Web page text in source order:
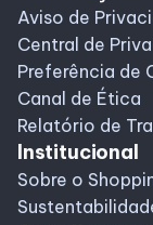
Aviso de
Central de
Preferência de
Canal de Ética
Relatório de
Institucional
Sobre o